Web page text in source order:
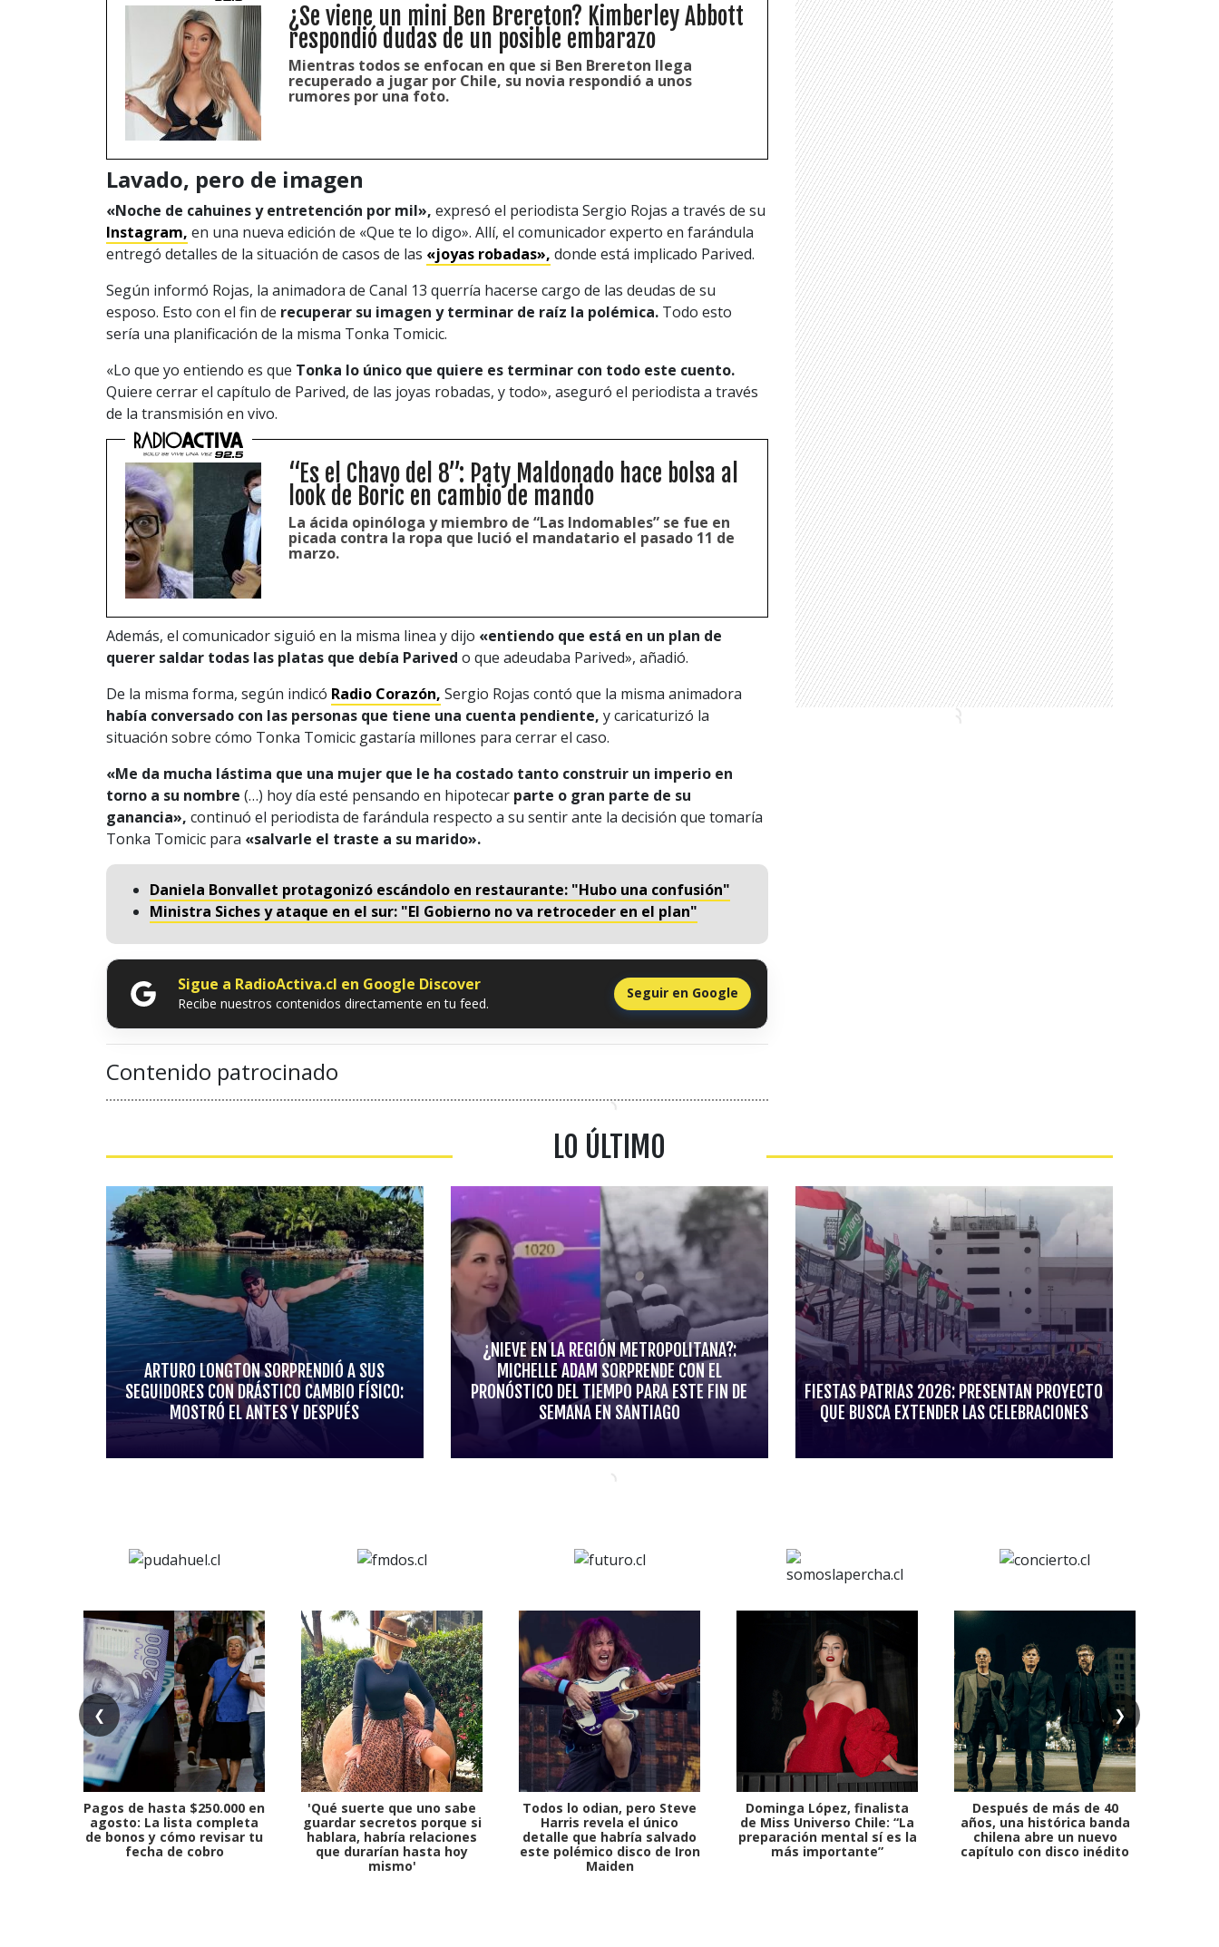
¿Se viene un mini Ben Brereton? Kimberley Abbott
respondió dudas de un posible embarazo
Mientras todos se enfocan en que si Ben Brereton llega
recuperado a jugar por Chile, su novia respondió a unos
rumores por una foto.
Lavado, pero de imagen
«Noche de cahuines y entretención por mil», expresó el periodista Sergio Rojas a través de su
Instagram, en una nueva edición de «Que te lo digo». Allí, el comunicador experto en farándula
entregó detalles de la situación de casos de las «joyas robadas», donde está implicado Parived.
Según informó Rojas, la animadora de Canal 13 querría hacerse cargo de las deudas de su
esposo. Esto con el fin de recuperar su imagen y terminar de raíz la polémica. Todo esto
sería una planificación de la misma Tonka Tomicic.
«Lo que yo entiendo es que Tonka lo único que quiere es terminar con todo este cuento.
Quiere cerrar el capítulo de Parived, de las joyas robadas, y todo», aseguró el periodista a través
de la transmisión en vivo.
“Es el Chavo del 8”: Paty Maldonado hace bolsa al
look de Boric en cambio de mando
La ácida opinóloga y miembro de “Las Indomables” se fue en
picada contra la ropa que lució el mandatario el pasado 11 de
marzo.
Además, el comunicador siguió en la misma linea y dijo «entiendo que está en un plan de
querer saldar todas las platas que debía Parived o que adeudaba Parived», añadió.
De la misma forma, según indicó Radio Corazón, Sergio Rojas contó que la misma animadora
había conversado con las personas que tiene una cuenta pendiente, y caricaturizó la
situación sobre cómo Tonka Tomicic gastaría millones para cerrar el caso.
«Me da mucha lástima que una mujer que le ha costado tanto construir un imperio en
torno a su nombre (…) hoy día esté pensando en hipotecar parte o gran parte de su
ganancia», continuó el periodista de farándula respecto a su sentir ante la decisión que tomaría
Tonka Tomicic para «salvarle el traste a su marido».
Daniela Bonvallet protagonizó escándolo en restaurante: "Hubo una confusión"
Ministra Siches y ataque en el sur: "El Gobierno no va retroceder en el plan"
Sigue a RadioActiva.cl en Google Discover
Recibe nuestros contenidos directamente en tu feed.
Seguir en Google
Contenido patrocinado
LO ÚLTIMO
ARTURO LONGTON SORPRENDIÓ A SUS
SEGUIDORES CON DRÁSTICO CAMBIO FÍSICO:
MOSTRÓ EL ANTES Y DESPUÉS
¿NIEVE EN LA REGIÓN METROPOLITANA?:
MICHELLE ADAM SORPRENDE CON EL
PRONÓSTICO DEL TIEMPO PARA ESTE FIN DE
SEMANA EN SANTIAGO
FIESTAS PATRIAS 2026: PRESENTAN PROYECTO
QUE BUSCA EXTENDER LAS CELEBRACIONES
❮ ❯
Pagos de hasta $250.000 en
agosto: La lista completa
de bonos y cómo revisar tu
fecha de cobro
'Qué suerte que uno sabe
guardar secretos porque si
hablara, habría relaciones
que durarían hasta hoy
mismo'
Todos lo odian, pero Steve
Harris revela el único
detalle que habría salvado
este polémico disco de Iron
Maiden
Dominga López, finalista
de Miss Universo Chile: “La
preparación mental sí es la
más importante”
Después de más de 40
años, una histórica banda
chilena abre un nuevo
capítulo con disco inédito